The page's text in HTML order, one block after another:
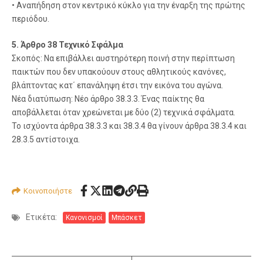
• Αναπήδηση στον κεντρικό κύκλο για την έναρξη της πρώτης
περιόδου.
5. Άρθρο 38 Τεχνικό Σφάλμα
Σκοπός: Να επιβάλλει αυστηρότερη ποινή στην περίπτωση
παικτών που δεν υπακούουν στους αθλητικούς κανόνες,
βλάπτοντας κατ΄ επανάληψη έτσι την εικόνα του αγώνα.
Νέα διατύπωση: Νέο άρθρο 38.3.3. Ένας παίκτης θα
αποβάλλεται όταν χρεώνεται με δύο (2) τεχνικά σφάλματα.
Το ισχύοντα άρθρα 38.3.3 και 38.3.4 θα γίνουν άρθρα 38.3.4 και
28.3.5 αντίστοιχα.
Κοινοποιήστε
Ετικέτα: Κανονισμοί Μπάσκετ